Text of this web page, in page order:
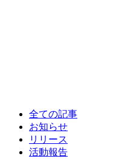
全ての記事
お知らせ
リリース
活動報告